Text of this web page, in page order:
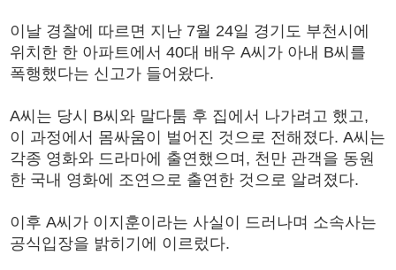
이날 경찰에 따르면 지난 7월 24일 경기도 부천시에
위치한 한 아파트에서 40대 배우 A씨가 아내 B씨를
폭행했다는 신고가 들어왔다.
A씨는 당시 B씨와 말다툼 후 집에서 나가려고 했고,
이 과정에서 몸싸움이 벌어진 것으로 전해졌다. A씨는
각종 영화와 드라마에 출연했으며, 천만 관객을 동원
한 국내 영화에 조연으로 출연한 것으로 알려졌다.
이후 A씨가 이지훈이라는 사실이 드러나며 소속사는
공식입장을 밝히기에 이르렀다.